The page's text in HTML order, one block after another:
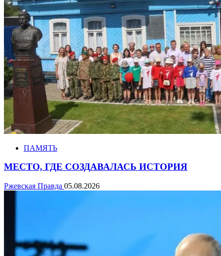
ПАМЯТЬ
МЕСТО, ГДЕ СОЗДАВАЛАСЬ ИСТОРИЯ
Ржевская Правда 05.08.2026